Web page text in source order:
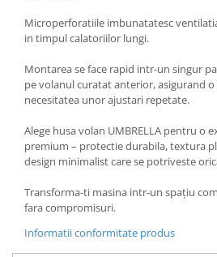
Microperforatiile imbunatatesc
in timpul calatoriilor lungi.
Montarea se face rapid intr-un singur
pe volanul curatat anterior, asigurand
necesitatea unor ajustari repetate.
Alege husa volan UMBRELLA pentru o
premium – protectie durabila, textura
design minimalist care se potriveste
Transforma-ti masina intr-un spațiu
fara compromisuri.
Informatii conformitate produs